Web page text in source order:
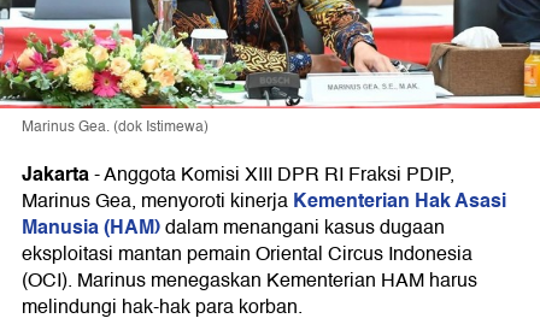
Marinus Gea. (dok Istimewa)
Jakarta-Anggota Komisi XIII DPR RI Fraksi PDIP,
Marinus Gea, menyoroti kinerjaKementerian Hak Asasi
Manusia (HAM)dalam menangani kasus dugaan
eksploitasi mantan pemain Oriental Circus Indonesia
(OCI). Marinus menegaskan Kementerian HAM harus
melindungi hak-hak para korban.